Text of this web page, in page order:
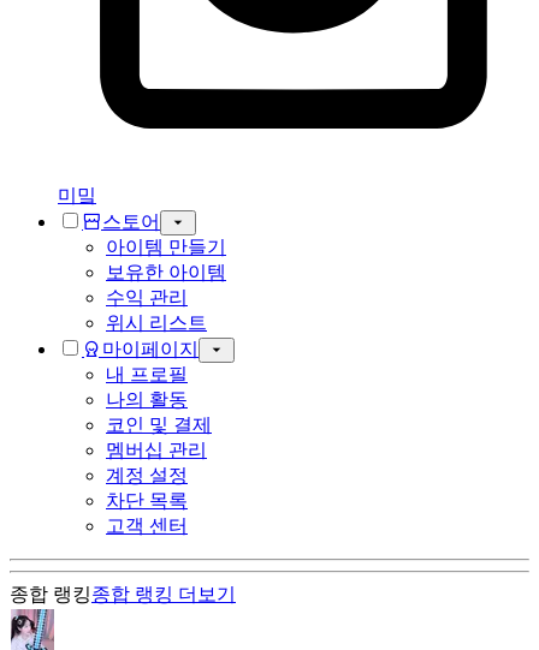
미밐
스토어
아이템 만들기
보유한 아이템
수익 관리
위시 리스트
마이페이지
내 프로필
나의 활동
코인 및 결제
멤버십 관리
계정 설정
차단 목록
고객 센터
종합 랭킹종합 랭킹 더보기